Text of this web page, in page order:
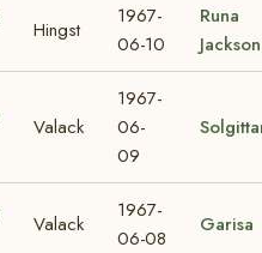
Hingst
1967-
06-10
Runa
Jackson
Valack
1967-
06-
09
Valack
1967-
06-08
Garisa